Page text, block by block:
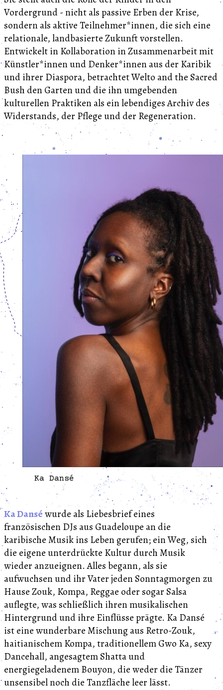
Vordergrund - nicht als passive Erben der Krise,
sondern als aktive Teilnehmer*innen, die sich eine
relationale, landbasierte Zukunft vorstellen.
Entwickelt in Kollaboration in Zusammenarbeit mit
Künstler*innen und Denker*innen aus der Karibik
und ihrer Diaspora, betrachtet Welto and the Sacred
Bush den Garten und die ihn umgebenden
kulturellen Praktiken als ein lebendiges Archiv des
Widerstands, der Pflege und der Regeneration.
Ka Dansé
Ka Danséwurde als Liebesbrief eines
französischen DJs aus Guadeloupe an die
karibische Musik ins Leben gerufen; ein Weg, sich
die eigene unterdrückte Kultur durch Musik
wieder anzueignen. Alles begann, als sie
aufwuchsen und ihr Vater jeden Sonntagmorgen zu
Hause Zouk, Kompa, Reggae oder sogar Salsa
auflegte, was schließlich ihren musikalischen
Hintergrund und ihre Einflüsse prägte. Ka Dansé
ist eine wunderbare Mischung aus Retro-Zouk,
haitianischem Kompa, traditionellem Gwo Ka, sexy
Dancehall, angesagtem Shatta und
energiegeladenem Bouyon, die weder die Tänzer
unsensibel noch die Tanzfläche leer lässt.